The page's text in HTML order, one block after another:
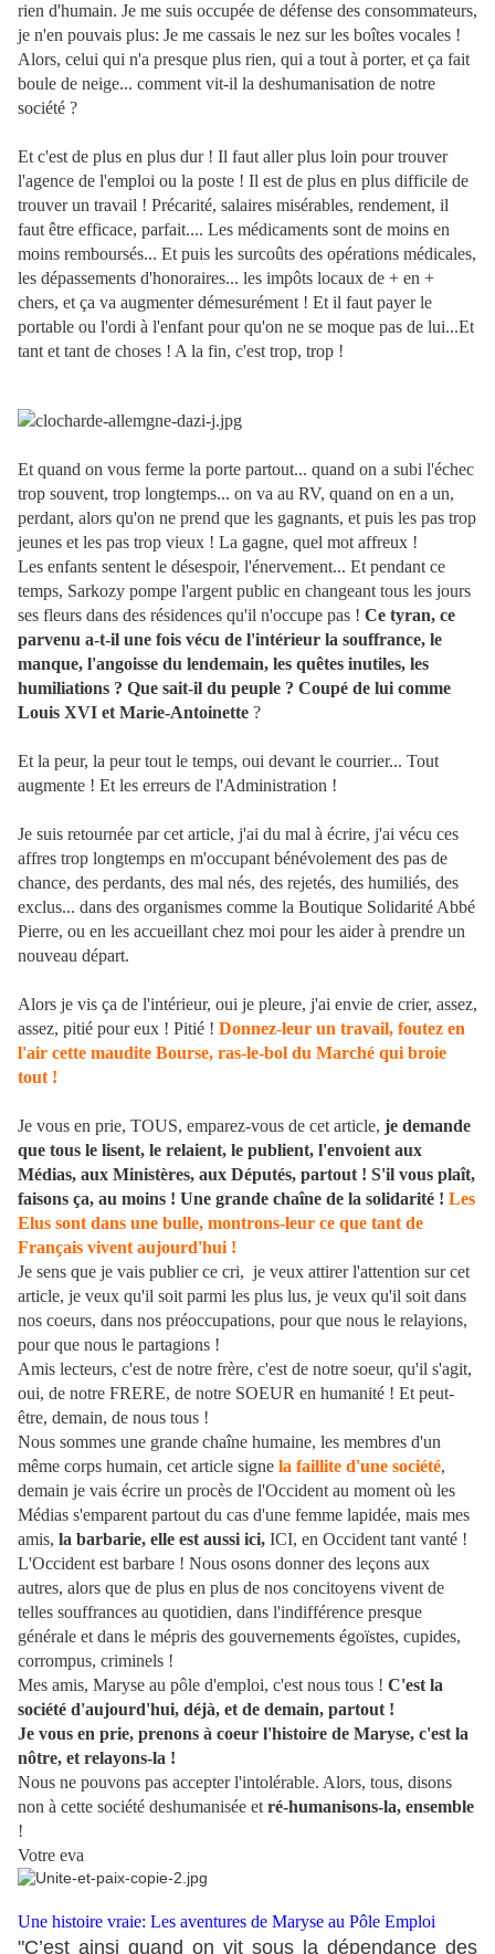
rien d'humain. Je me suis occupée de défense des consommateurs,
je n'en pouvais plus: Je me cassais le nez sur les boîtes vocales !
Alors, celui qui n'a presque plus rien, qui a tout à porter, et ça fait
boule de neige... comment vit-il la deshumanisation de notre
société ?
Et c'est de plus en plus dur ! Il faut aller plus loin pour trouver
l'agence de l'emploi ou la poste ! Il est de plus en plus difficile de
trouver un travail ! Précarité, salaires misérables, rendement, il
faut être efficace, parfait.... Les médicaments sont de moins en
moins remboursés... Et puis les surcoûts des opérations médicales,
les dépassements d'honoraires... les impôts locaux de + en +
chers, et ça va augmenter démesurément ! Et il faut payer le
portable ou l'ordi à l'enfant pour qu'on ne se moque pas de lui...Et
tant et tant de choses ! A la fin, c'est trop, trop !
Et quand on vous ferme la porte partout... quand on a subi l'échec
trop souvent, trop longtemps... on va au RV, quand on en a un,
perdant, alors qu'on ne prend que les gagnants, et puis les pas trop
jeunes et les pas trop vieux ! La gagne, quel mot affreux !
Les enfants sentent le désespoir, l'énervement... Et pendant ce
temps, Sarkozy pompe l'argent public en changeant tous les jours
ses fleurs dans des résidences qu'il n'occupe pas ! Ce tyran, ce
parvenu a-t-il une fois vécu de l'intérieur la souffrance, le
manque, l'angoisse du lendemain, les quêtes inutiles, les
humiliations ? Que sait-il du peuple ? Coupé de lui comme
Louis XVI et Marie-Antoinette ?
Et la peur, la peur tout le temps, oui devant le courrier... Tout
augmente ! Et les erreurs de l'Administration !
Je suis retournée par cet article, j'ai du mal à écrire, j'ai vécu ces
affres trop longtemps en m'occupant bénévolement des pas de
chance, des perdants, des mal nés, des rejetés, des humiliés, des
exclus... dans des organismes comme la Boutique Solidarité Abbé
Pierre, ou en les accueillant chez moi pour les aider à prendre un
nouveau départ.
Alors je vis ça de l'intérieur, oui je pleure, j'ai envie de crier, assez,
assez, pitié pour eux ! Pitié ! Donnez-leur un travail, foutez en
l'air cette maudite Bourse, ras-le-bol du Marché qui broie
tout !
Je vous en prie, TOUS, emparez-vous de cet article, je demande
que tous le lisent, le relaient, le publient, l'envoient aux
Médias, aux Ministères, aux Députés, partout ! S'il vous plaît,
faisons ça, au moins ! Une grande chaîne de la solidarité ! Les
Elus sont dans une bulle, montrons-leur ce que tant de
Français vivent aujourd'hui !
Je sens que je vais publier ce cri, je veux attirer l'attention sur cet
article, je veux qu'il soit parmi les plus lus, je veux qu'il soit dans
nos coeurs, dans nos préoccupations, pour que nous le relayions,
pour que nous le partagions !
Amis lecteurs, c'est de notre frère, c'est de notre soeur, qu'il s'agit,
oui, de notre FRERE, de notre SOEUR en humanité ! Et peut-
être, demain, de nous tous !
Nous sommes une grande chaîne humaine, les membres d'un
même corps humain, cet article signe la faillite d'une société,
demain je vais écrire un procès de l'Occident au moment où les
Médias s'emparent partout du cas d'une femme lapidée, mais mes
amis, la barbarie, elle est aussi ici, ICI, en Occident tant vanté !
L'Occident est barbare ! Nous osons donner des leçons aux
autres, alors que de plus en plus de nos concitoyens vivent de
telles souffrances au quotidien, dans l'indifférence presque
générale et dans le mépris des gouvernements égoïstes, cupides,
corrompus, criminels !
Mes amis, Maryse au pôle d'emploi, c'est nous tous ! C'est la
société d'aujourd'hui, déjà, et de demain, partout !
Je vous en prie, prenons à coeur l'histoire de Maryse, c'est la
nôtre, et relayons-la !
Nous ne pouvons pas accepter l'intolérable. Alors, tous, disons
non à cette société deshumanisée et ré-humanisons-la, ensemble
!
Votre eva
Une histoire vraie: Les aventures de Maryse au Pôle Emploi
"C’est ainsi quand on vit sous la dépendance des